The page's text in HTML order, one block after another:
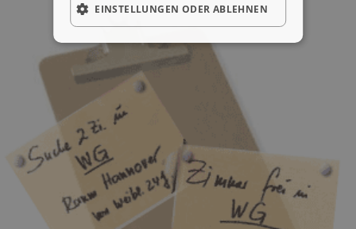
EINSTELLUNGEN ODER ABLEHNEN